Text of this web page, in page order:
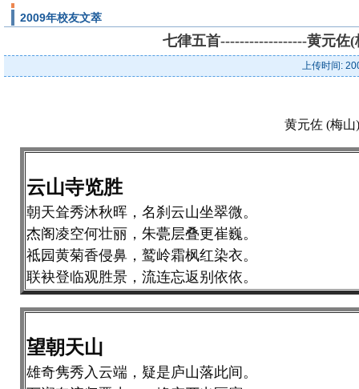
2009年校友文萃
七律五首------------------黄元佐
上传时间:
黄元佐 (梅
云山寺览胜
朝天耸秀沐秋晖，名刹云山坐翠微。
杰阁凌空何壮丽，朱甍层叠更崔巍。
祗园黄菊香侵鼻，鹫岭霜枫红染衣。
联袂登临观胜景，流连忘返别依依。
望朝天山
雄奇隽秀入云端，疑是庐山落此间。